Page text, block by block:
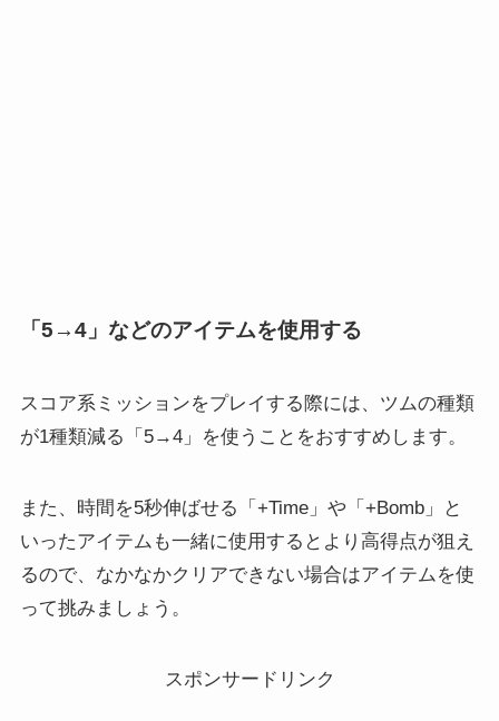
「5→4」などのアイテムを使用する
スコア系ミッションをプレイする際には、 ツムの種類
が1種類減る
「5→4」を使うことをおすすめします。
また、時間を5秒伸ばせる「+Time」や「+Bomb」と
いったアイテムも一緒に使用するとより高得点が狙え
るので、なかなかクリアできない場合はアイテムを使
って挑みましょう。
スポンサードリンク